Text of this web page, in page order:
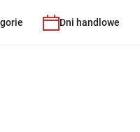
Dni handlowe